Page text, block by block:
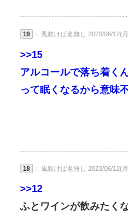
19 ： 風吹けば名無し 2023/06/12(
>>15
アルコールで落ち着く
って眠くなるから意味
18 ： 風吹けば名無し 2023/06/12(
>>12
ふとワインが飲みたく